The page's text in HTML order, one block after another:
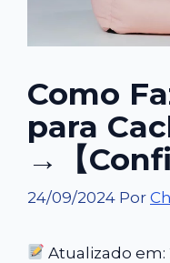
Como
para
→【
24/09/2024 Por
Atualizado em: